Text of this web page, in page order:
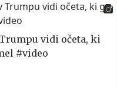
vidi očeta, ki
#video